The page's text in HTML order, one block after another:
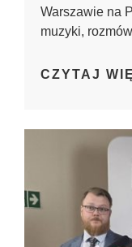
Warszawie na
muzyki,
CZYTAJ